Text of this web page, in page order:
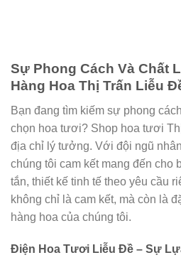
Sự Phong Cách Và Chất
Hàng Hoa Thị Trấn Liễu
Bạn đang tìm kiếm sự phong
chọn hoa tươi? Shop hoa tươi
địa chỉ lý tưởng. Với đội ngũ
chúng tôi cam kết mang đến cho
tắn, thiết kế tinh tế theo yêu cầu
không chỉ là cam kết, mà còn là
hàng hoa của chúng tôi.
Điện Hoa Tươi Liễu Đề – Sự